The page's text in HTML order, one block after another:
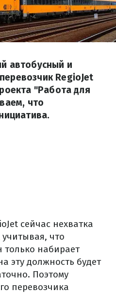
автобусный и
RegioJet
"Работа для
что
сейчас нехватка
учитывая, что
только набирает
эту должность будет
Поэтому
перевозчика